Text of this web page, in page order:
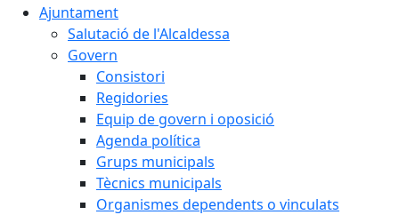
Ajuntament
Salutació de l'Alcaldessa
Govern
Consistori
Regidories
Equip de govern i oposició
Agenda política
Grups municipals
Tècnics municipals
Organismes dependents o vinculats